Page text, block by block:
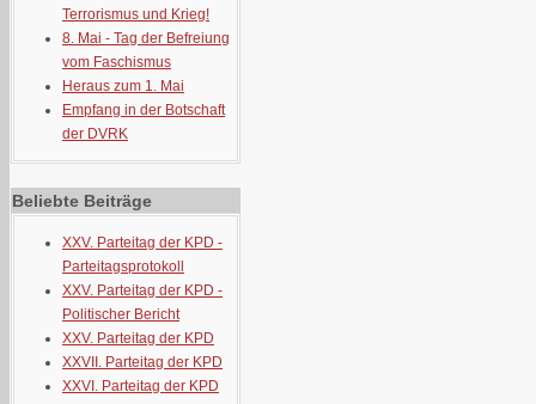
Terrorismus und Krieg!
8. Mai - Tag der Befreiung
vom Faschismus
Heraus zum 1. Mai
Empfang in der Botschaft
der DVRK
Beliebte Beiträge
XXV. Parteitag der KPD -
Parteitagsprotokoll
XXV. Parteitag der KPD -
Politischer Bericht
XXV. Parteitag der KPD
XXVII. Parteitag der KPD
XXVI. Parteitag der KPD